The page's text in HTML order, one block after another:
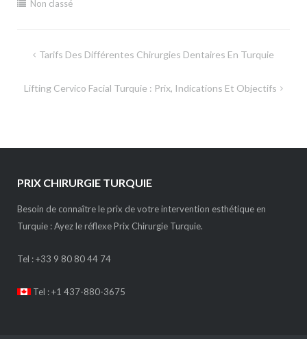
Non classé
Navigation
l’article
Tarifs Des Différentes Chirurgies Dentaires En Turquie
Lifting Cervico Facial Turquie : Prix, Indications Et Objectifs
PRIX CHIRURGIE TURQUIE
Besoin de connaître le prix de votre intervention esthétique en
Turquie : Ayez le réflexe Prix Chirurgie Turquie.
Tel :+33 9 80 80 44 74
Tel : +1 437-880-3675